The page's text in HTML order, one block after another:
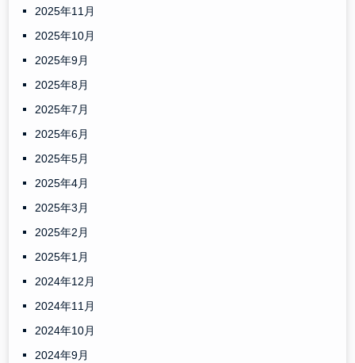
2025年11月
2025年10月
2025年9月
2025年8月
2025年7月
2025年6月
2025年5月
2025年4月
2025年3月
2025年2月
2025年1月
2024年12月
2024年11月
2024年10月
2024年9月